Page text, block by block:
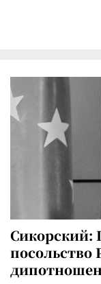
Сикорский:
посольство